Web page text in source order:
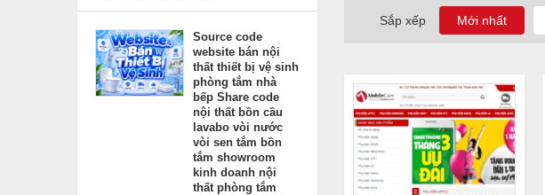
Sắp xếp
Source code
website bán nội
thất thiết bị vệ sinh
phòng tắm nhà
bếp Share code
nội thất bồn cầu
lavabo vòi nước
vòi sen tắm bồn
tắm showroom
kinh doanh nội
thất phòng tắm